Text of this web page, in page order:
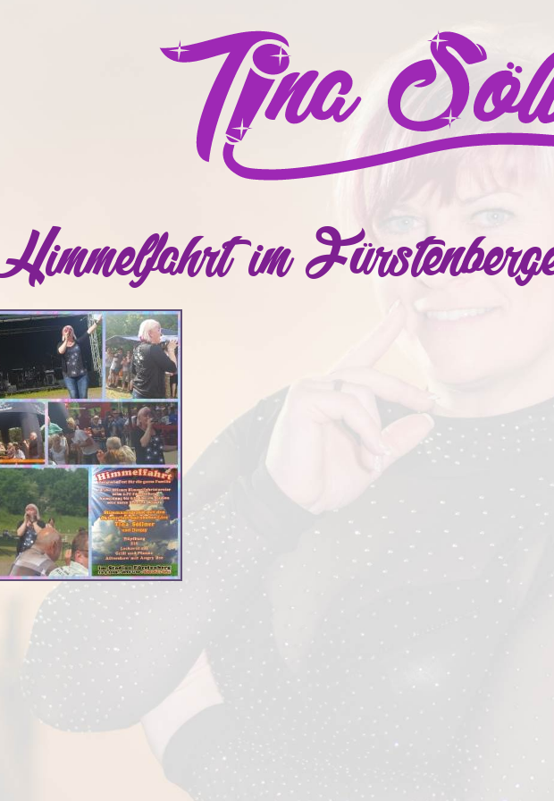
Himmelfahrt im